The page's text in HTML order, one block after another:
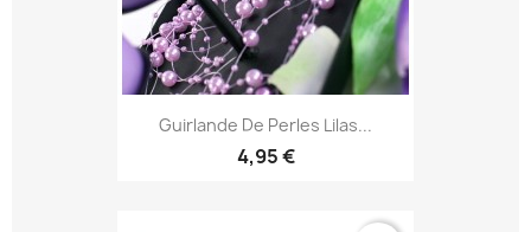
Guirlande De Perles Lilas...
4,95 €